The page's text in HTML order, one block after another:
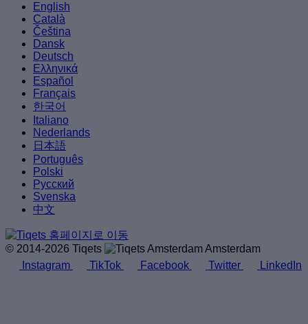
English
Català
Čeština
Dansk
Deutsch
Ελληνικά
Español
Français
한국어
Italiano
Nederlands
日本語
Português
Polski
Русский
Svenska
中文
© 2014-2026 Tiqets
Amsterdam
Instagram
TikTok Facebook Twitter LinkedIn